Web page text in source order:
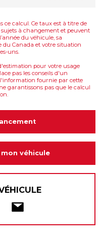
ce calcul. Ce taux est à titre de
sujets à changement et peuvent
du véhicule, sa
Canada et votre situation
uns.
pour votre usage
pas les conseils d'un
fournie par cette
garantissons pas que le calcul
véhicule